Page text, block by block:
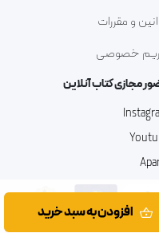
افزودن به سبد خرید
و مقررات
خصوصی
مجازی کتاب آنلاین